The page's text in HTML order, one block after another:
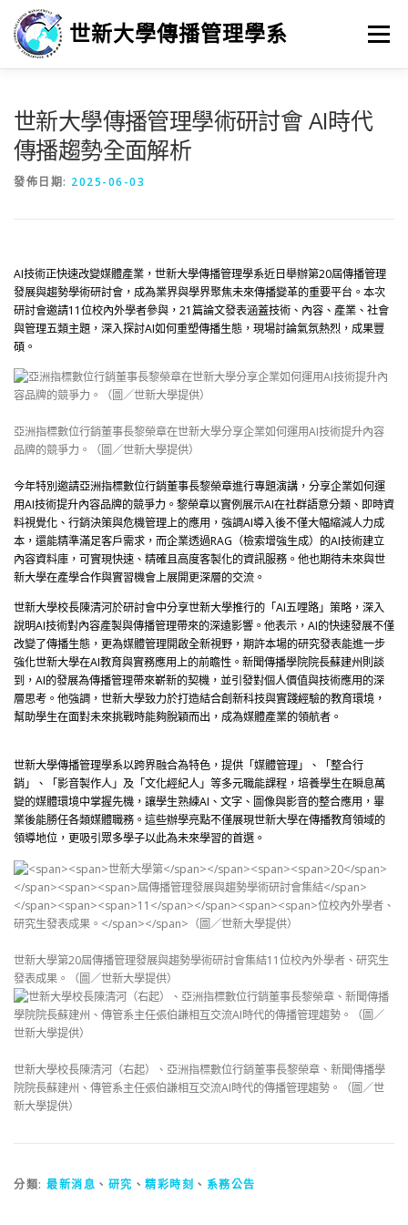
世新大學傳播管理學系 選單
世新大學傳播管理學術研討會 AI時代
傳播趨勢全面解析
發佈日期: 2025-06-03
AI技術正快速改變媒體產業， 世新大學傳播管理學系近日舉辦第20屆傳播管理
發展與趨勢學術研討會，成為業界與學界聚焦未來傳播變革的重要平台。本次
研討會邀請11位校內外學者參與，21篇論文發表涵蓋技術、內容、產業、社會
與管理五類主題，深入探討AI如何重塑傳播生態，現場討論氣氛熱烈，成果豐
碩。
亞洲指標數位行銷董事長黎榮章在世新大學分享企業如何運用AI技術提升內容
品牌的競爭力。（圖／世新大學提供）
今年特別邀請亞洲指標數位行銷董事長黎榮章進行專題演講，分享企業如何運
用AI技術提升內容品牌的競爭力。黎榮章以實例展示AI在社群語意分類、即時資
料視覺化、行銷決策與危機管理上的應用，強調AI導入後不僅大幅縮減人力成
本，還能精準滿足客戶需求，而企業透過RAG（檢索增強生成）的AI技術建立
內容資料庫，可實現快速、精確且高度客製化的資訊服務。他也期待未來與世
新大學在產學合作與實習機會上展開更深層的交流。
世新大學校長陳清河於研討會中分享世新大學推行的「AI五哩路」策略，深入
說明AI技術對內容產製與傳播管理帶來的深遠影響。他表示，AI的快速發展不僅
改變了傳播生態，更為媒體管理開啟全新視野，期許本場的研究發表能進一步
強化世新大學在AI教育與實務應用上的前瞻性。新聞傳播學院院長蘇建州則談
到，AI的發展為傳播管理帶來嶄新的契機，並引發對個人價值與技術應用的深
層思考。他強調，世新大學致力於打造結合創新科技與實踐經驗的教育環境，
幫助學生在面對未來挑戰時能夠脫穎而出，成為媒體產業的領航者。
世新大學傳播管理學系以跨界融合為特色，提供「媒體管理」、「整合行
銷」、「影音製作人」及「文化經紀人」等多元職能課程，培養學生在瞬息萬
變的媒體環境中掌握先機，讓學生熟練AI、文字、圖像與影音的整合應用，畢
業後能勝任各類媒體職務。這些辦學亮點不僅展現世新大學在傳播教育領域的
領導地位，更吸引眾多學子以此為未來學習的首選。
世新大學第20屆傳播管理發展與趨勢學術研討會集結11位校內外學者、研究生
發表成果。（圖／世新大學提供）
世新大學校長陳清河（右起）、亞洲指標數位行銷董事長黎榮章、新聞傳播學
院院長蘇建州、傳管系主任張伯謙相互交流AI時代的傳播管理趨勢。（圖／世
新大學提供）
分類: 最新消息 、 研究 、 精彩時刻 、 系務公告